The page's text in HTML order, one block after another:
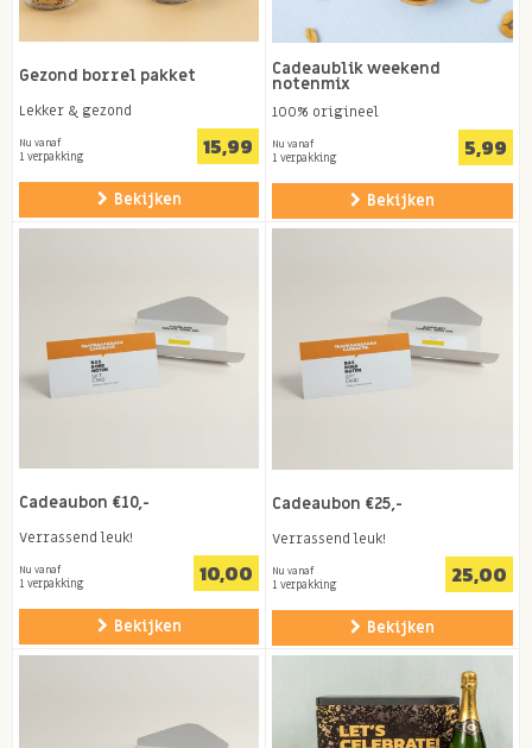
Gezond borrel pakket
Lekker & gezond
Nu vanaf
1 verpakking 15,99
Bekijken
Cadeaublik weekend
notenmix
100% origineel
Nu vanaf
1 verpakking 5,99
Bekijken
Cadeaubon €10,-
Verrassend leuk!
Nu vanaf
1 verpakking 10,00
Bekijken
Cadeaubon €25,-
Verrassend leuk!
Nu vanaf
1 verpakking 25,00
Bekijken